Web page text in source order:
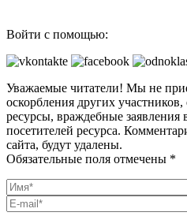
Войти с помощью:
Уважаемые читатели! Мы не
оскорбления других
ресурсы, враждебные заявления
посетителей ресурса.
сайта, будут удалены.
Обязательные поля отмечены *